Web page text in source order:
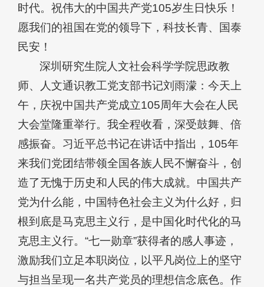
时代。祝伟大的中国共产党105岁生日快乐！
愿我们的祖国在党的领导下，科技长青、国泰
民安！
深圳研究生院人文社会科学学院思政教
师、人文通识教工党支部书记刘雨濛：今天上
午，庆祝中国共产党成立105周年大会在人民
大会堂隆重举行。我全程收看，深受鼓舞、倍
感振奋。习近平总书记在讲话中指出，105年
来我们党团结带领全国各族人民不懈奋斗，创
造了无愧于历史和人民的伟大成就。中国共产
党为什么能，中国特色社会主义为什么好，归
根到底是马克思主义行，是中国化时代化的马
克思主义行。“七一勋章”获得者的感人事迹，
激励我们立足本职岗位，以平凡岗位上的坚守
与担当呈现一名共产党员的理想信念底色。作